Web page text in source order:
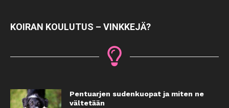
KOIRAN KOULUTUS – VINKKEJÄ?
Pentuarjen sudenkuopat ja miten ne
vältetään